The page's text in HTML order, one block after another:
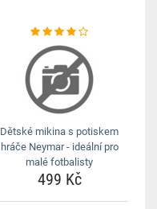
Dětské mikina s potiskem
hráče Neymar - ideální pro
malé fotbalisty
499 Kč